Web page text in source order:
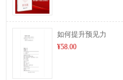
如何提升预见力
¥58.00